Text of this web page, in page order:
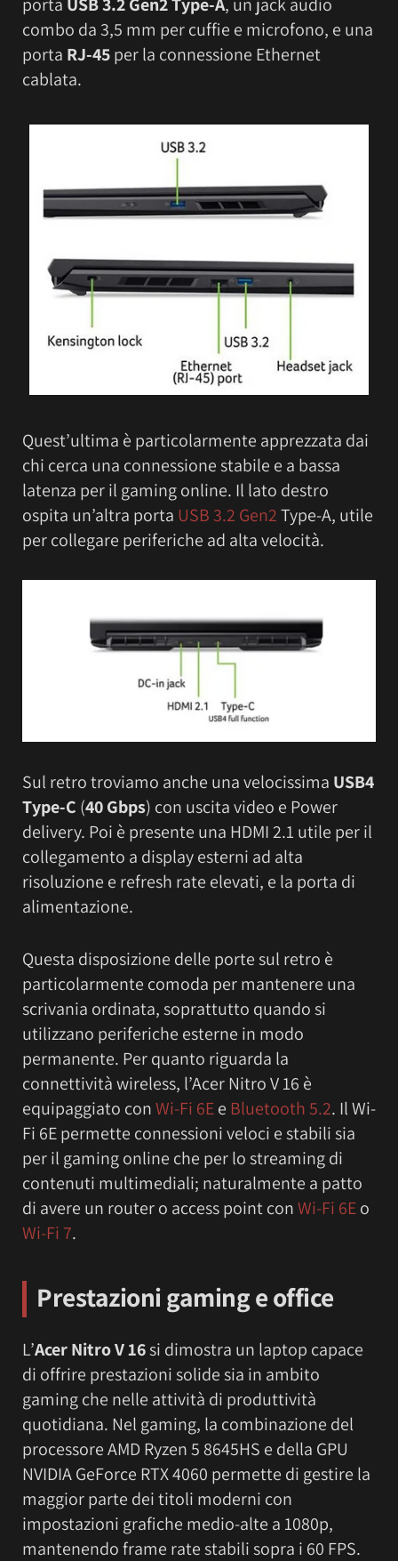
combo da 3,5 mm per cuffie e microfono, e una
porta RJ-45per la connessione Ethernet
cablata.
Quest’ultima è particolarmente apprezzata dai
chi cerca una connessione stabile e a bassa
latenza per il gaming online. Il lato destro
ospita un’altra porta USB 3.2 Gen2Type-A, utile
per collegare periferiche ad alta velocità.
Sul retro troviamo anche una velocissima USB4
Type-C (40 Gbps) con uscita video e Power
delivery. Poi è presente una HDMI 2.1 utile per il
collegamento a display esterni ad alta
risoluzione e refresh rate elevati, e la porta di
alimentazione.
Questa disposizione delle porte sul retro è
particolarmente comoda per mantenere una
scrivania ordinata, soprattutto quando si
utilizzano periferiche esterne in modo
permanente. Per quanto riguarda la
connettività wireless, l’Acer Nitro V 16 è
equipaggiato conWi-Fi 6Ee Bluetooth 5.2. Il Wi-
Fi 6E permette connessioni veloci e stabili sia
per il gaming online che per lo streaming di
contenuti multimediali; naturalmente a patto
di avere un router o access point conWi-Fi 6Eo
Wi-Fi 7.
Prestazioni gaming e office
L’Acer Nitro V 16si dimostra un laptop capace
di offrire prestazioni solide sia in ambito
gaming che nelle attività di produttività
quotidiana. Nel gaming, la combinazione del
processore AMD Ryzen 5 8645HS e della GPU
NVIDIA GeForce RTX 4060 permette di gestire la
maggior parte dei titoli moderni con
impostazioni grafiche medio-alte a 1080p,
mantenendo frame rate stabili sopra i 60 FPS.